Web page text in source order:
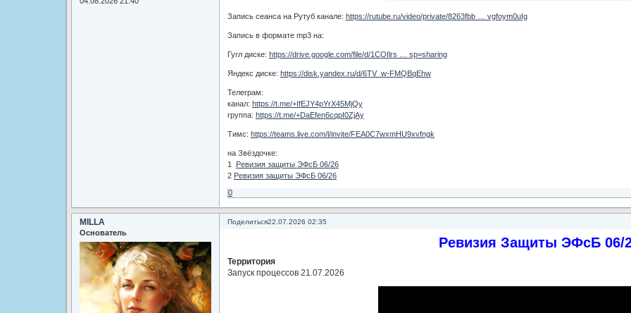
Запись сеанса на Рутуб канале: https://rutube.ru/video/private/8263fbb … vgfoym0uIg
Запись в формате mp3 на:
Гугл диске: https://drive.google.com/file/d/1COIlrs … sp=sharing
Яндекс диске: https://disk.yandex.ru/d/6TV_w-FMQBqEhw
Телеграм:
канал: https://t.me/+IfEJY4pYrX45MjQy
группа: https://t.me/+DaEfen6cqpI0ZjAy
Тимс: https://teams.live.com/l/invite/FEA0C7wxmHU9xvfngk
на Звёздочке:
1
Ревизия защиты ЭФсБ 06/26
2 Ревизия защиты ЭФсБ 06/26
0
Поделиться22.07.2026 02:35
MILLA
Основатель
Ревизия Защиты ЭФсБ 06/
Территория
Запуск процессов 21.07.2026